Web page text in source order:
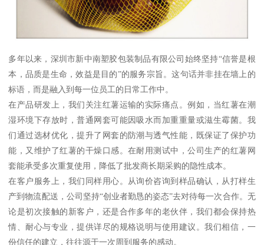
多年以来，深圳市新中南塑胶包装制品有限公司始终坚持“信誉是根
本，品质是生命，效益是目的”的服务宗旨。这句话并非挂在墙上的
标语，而是融入到每一位员工的日常工作中。
在产品研发上，我们关注红薯运输的实际痛点。例如，当红薯在潮
湿环境下存放时，普通网套可能因吸水而加重重量或滋生霉菌。我
们通过选材优化，提升了网套的防潮与透气性能，既保证了保护功
能，又维护了红薯的干燥口感。在耐用测试中，公司生产的红薯网
套能承受多次重复使用，降低了批发商长期采购的隐性成本。
在客户服务上，我们同样用心。从询价咨询到样品确认，从打样生
产到物流配送，公司坚持“创业者勤恳的姿态”去对待每一次合作。无
论是初次接触的新客户，还是合作多年的老伙伴，我们都会保持热
情、耐心与专业，提供详尽的规格说明与使用建议。我们相信，一
份信任的建立，往往源于一次周到服务的感动。